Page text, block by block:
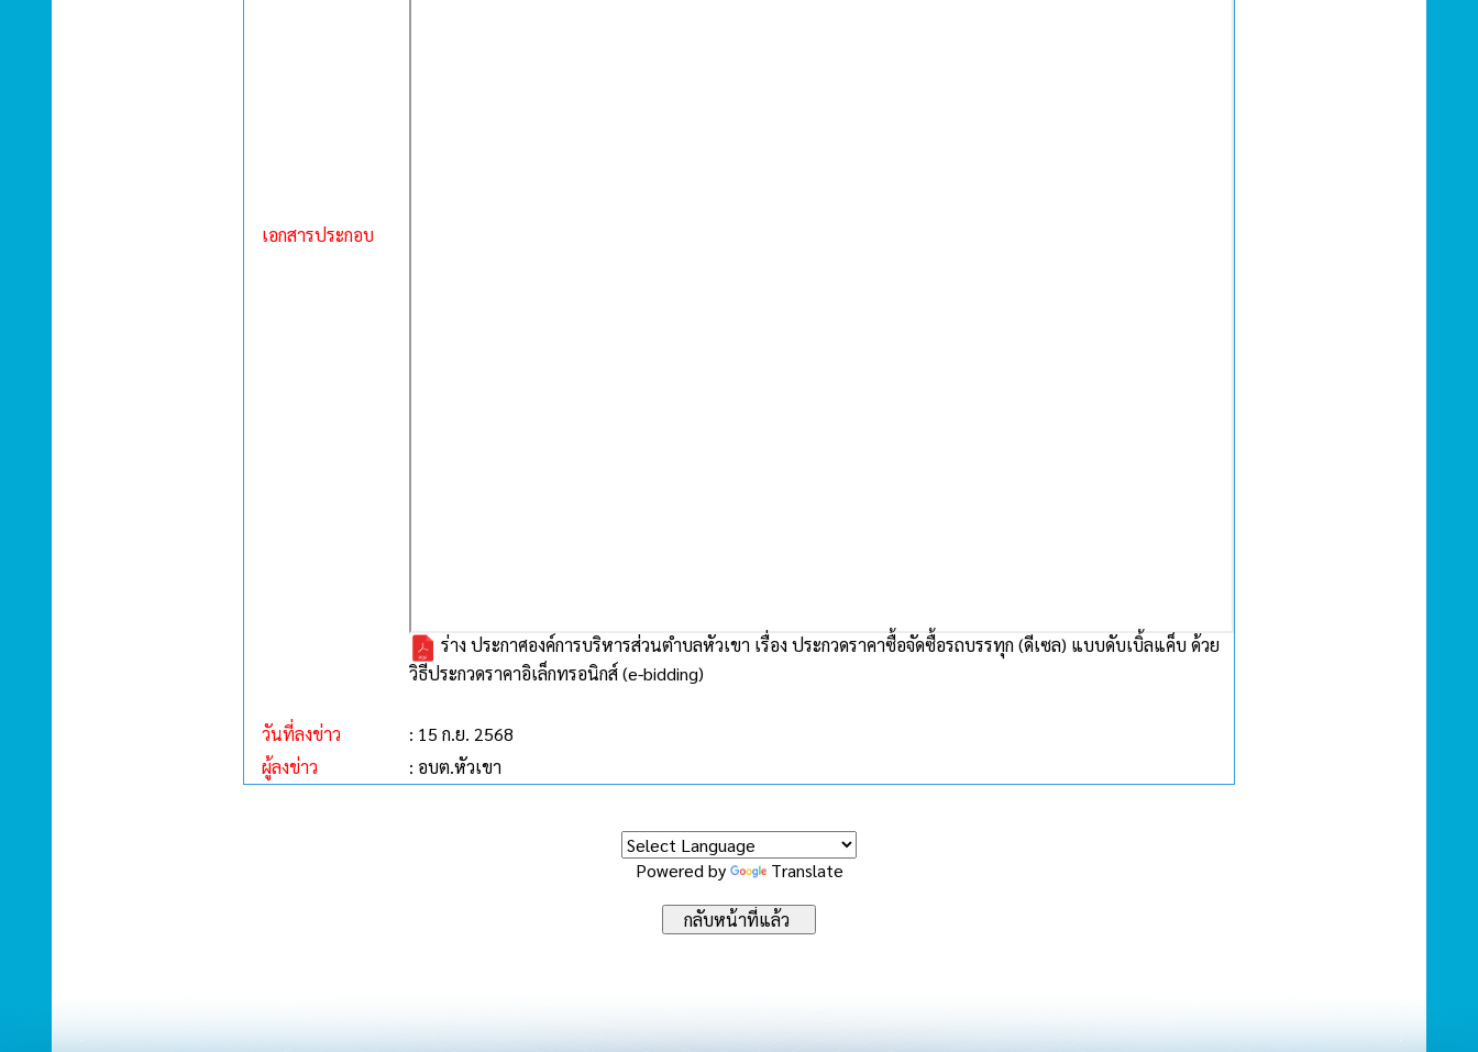
เอกสารประกอบ
ร่าง ประกาศองค์การบริหารส่วนตำบลหัวเขา เรื่อง ประกวดราคาซื้อจัดซื้อรถบรรทุก (ดีเซล) แบบดับเบิ้ลแค็บ ด้วย
วิธีประกวดราคาอิเล็กทรอนิกส์ (e-bidding)
วันที่ลงข่าว
: 15 ก.ย. 2568
ผู้ลงข่าว
: อบต.หัวเขา
Powered by Translate